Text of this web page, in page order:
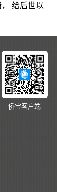
给后世以
侨宝客户端